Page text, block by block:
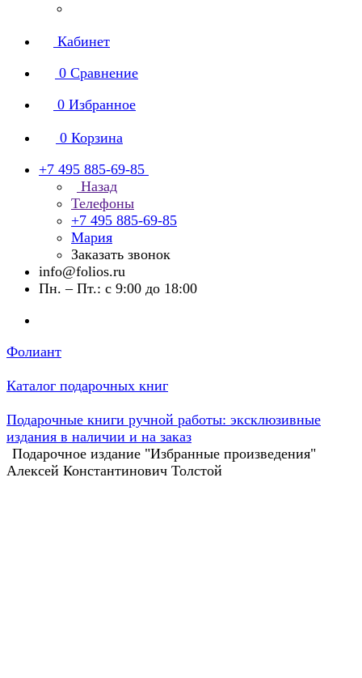
Кабинет
0 Сравнение
0 Избранное
0 Корзина
+7 495 885-69-85
Назад
Телефоны
+7 495 885-69-85
Мария
Заказать звонок
info@folios.ru
Пн. – Пт.: с 9:00 до 18:00
Фолиант
Каталог подарочных книг
Подарочные книги ручной работы: эксклюзивные
издания в наличии и на заказ
Подарочное издание "Избранные произведения"
Алексей Константинович Толстой